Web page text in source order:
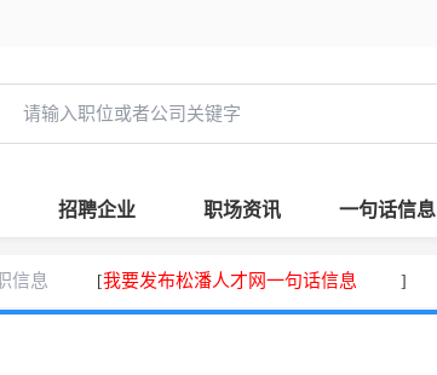
招聘企业 职场资讯 一句话信息
信息 [我要发布松潘人才网一句话信息 ]